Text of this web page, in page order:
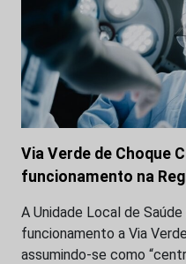
Via Verde de Choque
funcionamento na
A Unidade Local de
funcionamento a Via
assumindo-se como